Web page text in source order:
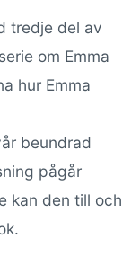
tredje del av
om Emma
hur Emma
beundrad
pågår
kan den till och